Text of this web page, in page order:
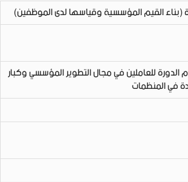
(بناء القيم المؤسسية وقياسها لدى الموظفين)
الدورة للعاملين في مجال التطوير المؤسسي وكبار
في المنظمات